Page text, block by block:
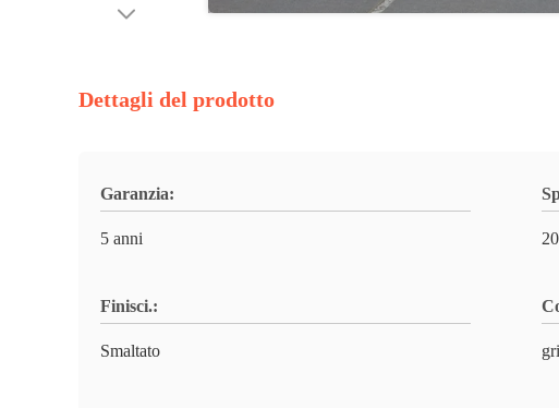
Dettagli del prodotto
Garanzia:
5 anni
Finisci.:
Smaltato